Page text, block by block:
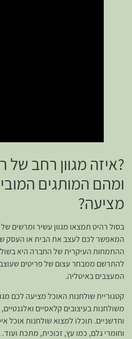
?איזה מגוון רחב של
ומהם המותגים
מציעה?
בסול רהיט תמצאו מגוון עשיר ומרשים של
המאפשר לכם לעצב את הבית או העסק
ההתמחות העיקרית של החברה היא
להתרשם ממבחר עצום של פריטים שעוצבו
המעצבים באיטליה.
קטגוריית שולחנות האוכל מציעה לכם
משולחנות בעיצובים קלאסיים
וחדשניים. תוכלו למצוא שולחנות אוכל
וחומרי גלם, כמו עץ, זכוכית, מתכת